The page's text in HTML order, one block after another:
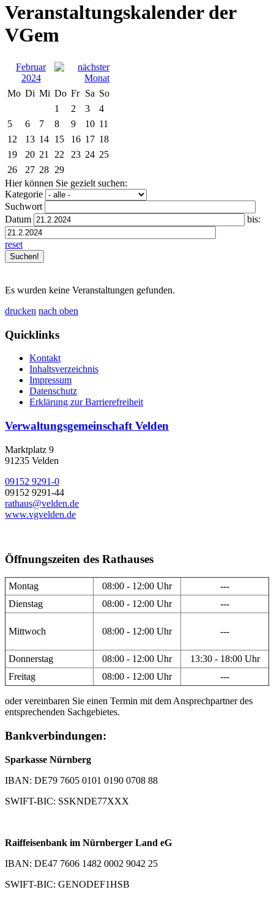
Veranstaltungskalender der
VGem
Februar
2024
Mo Di Mi Do Fr Sa So
1
2 3
4
5
6 7 8 9 10 11
12
13 14 15 16 17 18
19
20 21 22 23 24 25
26
27 28 29
Hier können Sie gezielt suchen:
Kategorie
Suchwort
Datum
bis:
reset
Es wurden keine Veranstaltungen gefunden.
drucken nach oben
Quicklinks
Kontakt
Inhaltsverzeichnis
Impressum
Datenschutz
Erklärung zur Barrierefreiheit
Verwaltungsgemeinschaft Velden
Marktplatz 9
91235 Velden
09152 9291-0
09152 9291-44
rathaus@velden.de
www.vgvelden.de
Öffnungszeiten des Rathauses
Montag 08:00 - 12:00 Uhr
---
Dienstag
08:00 - 12:00 Uhr ---
Mittwoch 08:00 - 12:00 Uhr ---
Donnerstag 08:00 - 12:00 Uhr
13:30 - 18:00 Uhr
Freitag
08:00 - 12:00 Uhr ---
oder vereinbaren Sie einen Termin mit dem Ansprechpartner des
entsprechenden Sachgebietes.
Bankverbindungen:
Sparkasse Nürnberg
IBAN: DE79 7605 0101 0190 0708 88
SWIFT-BIC: SSKNDE77XXX
Raiffeisenbank im Nürnberger Land eG
IBAN: DE47 7606 1482 0002 9042 25
SWIFT-BIC: GENODEF1HSB